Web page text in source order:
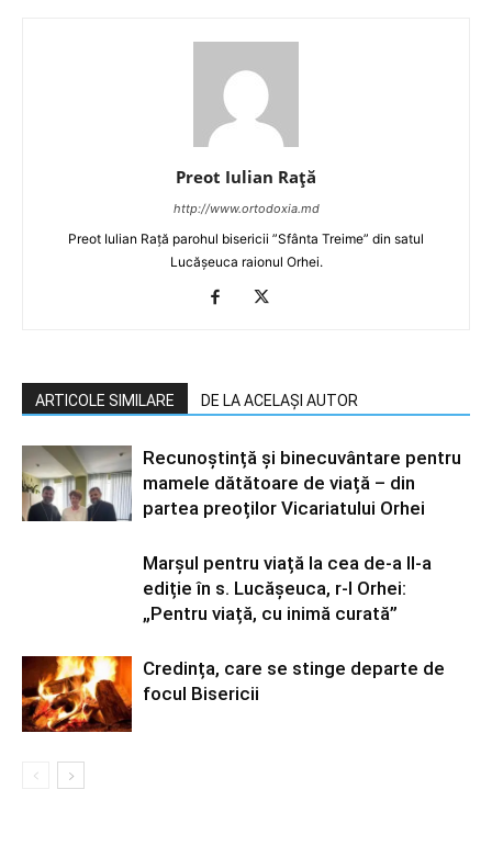
Preot Iulian Raţă
http://www.ortodoxia.md
Preot Iulian Rață parohul bisericii ”Sfânta Treime” din satul
Lucășeuca raionul Orhei.
ARTICOLE SIMILARE DE LA ACELAȘI AUTOR
Recunoștință și binecuvântare pentru
mamele dătătoare de viață – din
partea preoților Vicariatului Orhei
Marșul pentru viață la cea de-a II-a
ediție în s. Lucășeuca, r-l Orhei:
„Pentru viață, cu inimă curată”
Credința, care se stinge departe de
focul Bisericii